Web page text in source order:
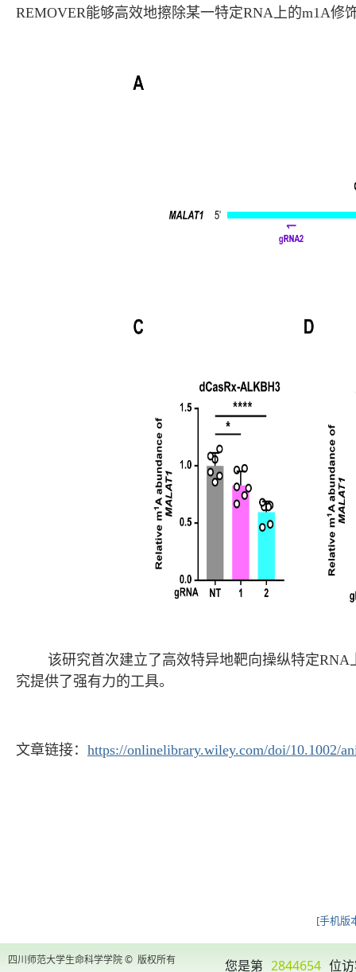
REMOVER能够高效地擦除某一特定RNA上的m1A修
该研究首次建立了高效特异地靶向操纵特定RNA
究提供了强有力的工具。
文章链接： https://onlinelibrary.wiley.com/doi/10.1002/
[手机版
四川师范大学生命科学学院 © 版权所有 您是第 2844654 位